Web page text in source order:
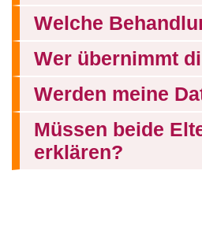
Welche
Wer übernimmt
Werden meine
Müssen beide
erklären?